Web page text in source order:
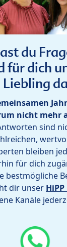
du
für dich
Liebling
nicht mehr
sind
bleiben
für dich
bestmögliche
dir unser
Kanäle